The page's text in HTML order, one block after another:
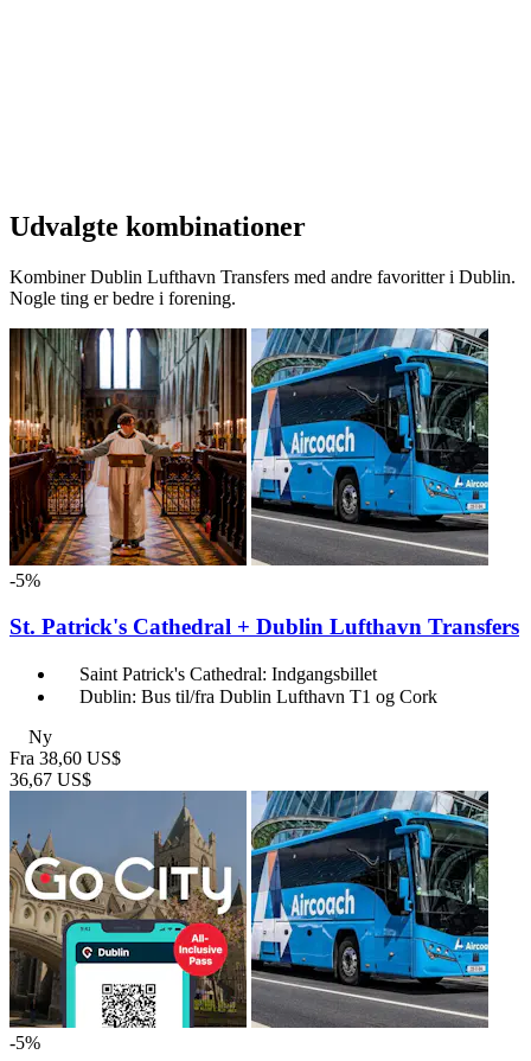
Udvalgte kombinationer
Kombiner Dublin Lufthavn Transfers med andre favoritter i Dublin.
Nogle ting er bedre i forening.
-5%
St. Patrick's Cathedral + Dublin Lufthavn Transfers
Saint Patrick's Cathedral: Indgangsbillet
Dublin: Bus til/fra Dublin Lufthavn T1 og Cork
Ny
Fra 38,60 US$
36,67 US$
-5%